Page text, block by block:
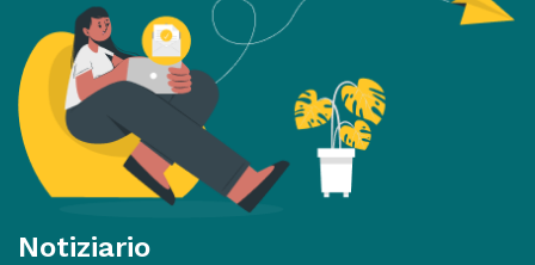
Notiziario